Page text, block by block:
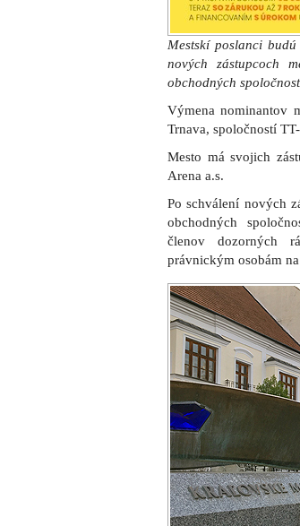
Mestskí poslanci
nových zástupcoch
obchodných
Výmena nominantov
Trnava, spoločností
Mesto má svojich
Arena a.s.
Po schválení nových
obchodných
členov dozorných
právnickým osobám